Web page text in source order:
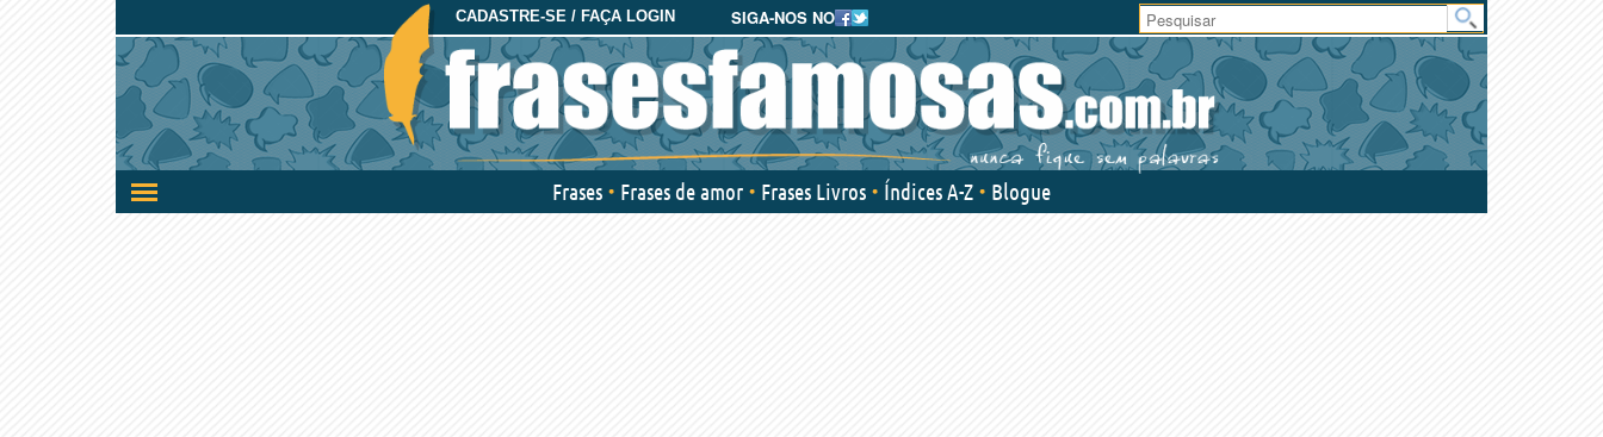
SIGA-NOS NO
CADASTRE-SE / FAÇA LOGIN
Ativar/desativar
a
Área
do
Usuário
Frases Frases de amor Frases Livros Índices A-Z Blogue